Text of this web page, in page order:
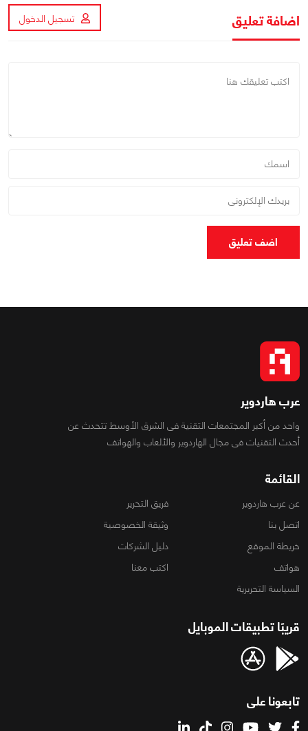
اضافة تعليق تسجيل الدخول
اضف تعليق
عرب هاردوير
واحد من أكبر المجتمعات التقنية فى الشرق الأوسط تتحدث عن
أحدث التقنيات فى مجال الهاردوير والألعاب والهواتف
القائمة
عن عرب هاردوير
فريق التحرير
اتصل بنا
وثيقة الخصوصية
خريطة الموقع
دليل الشركات
هواتف
اكتب معنا
السياسة التحريرية
قريبًا تطبيقات الموبايل
تابعونا على